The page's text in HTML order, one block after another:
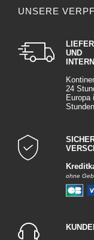
UNSERE
UND
24
Europa
Stunden
ohne